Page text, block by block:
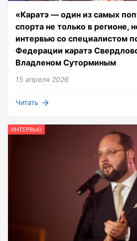
«Каратэ — один из самых
спорта не только в регионе,
интервью со специалистом
Федерации каратэ
Владленом Суторминым
15 апреля 2026
Читать
ИНТЕРВЬЮ